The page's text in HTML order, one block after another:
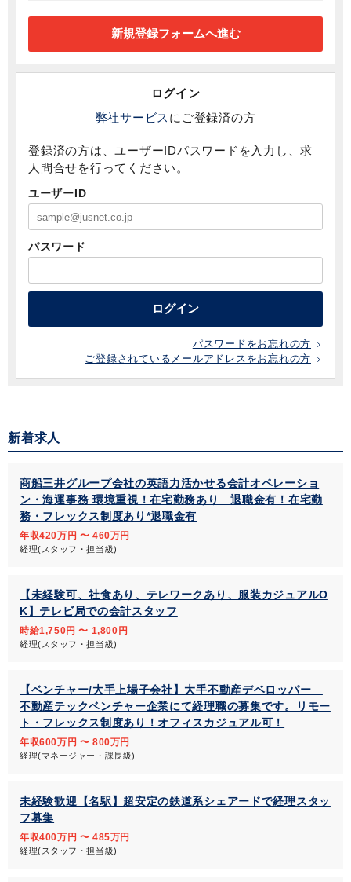
ログイン
弊社サービス にご登録済の方
登録済の方は、ユーザーIDパスワードを入力し、求
人問合せを行ってください。
ユーザーID
パスワード
ログイン
パスワードをお忘れの方
ご登録されているメールアドレスをお忘れの方
新着求人
商船三井グループ会社の英語力活かせる会計オペレーショ
ン・海運事務 環境重視！在宅勤務あり 退職金有！在宅勤
務・フレックス制度あり*退職金有
年収420万円 〜 460万円
経理(スタッフ・担当級)
【未経験可、社食あり、テレワークあり、服装カジュアルO
K】テレビ局での会計スタッフ
時給1,750円 〜 1,800円
経理(スタッフ・担当級)
【ベンチャー/大手上場子会社】大手不動産デベロッパー
不動産テックベンチャー企業にて経理職の募集です。リモー
ト・フレックス制度あり！オフィスカジュアル可！
年収600万円 〜 800万円
経理(マネージャー・課長級)
未経験歓迎【名駅】超安定の鉄道系シェアードで経理スタッ
フ募集
年収400万円 〜 485万円
経理(スタッフ・担当級)